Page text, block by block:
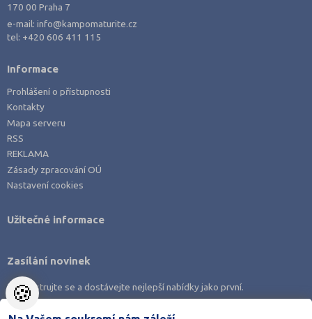
170 00 Praha 7
e-mail:info@kampomaturite.cz
tel: +420 606 411 115
Informace
Prohlášení o přístupnosti
Kontakty
Mapa serveru
RSS
REKLAMA
Zásady zpracování OÚ
Nastavení cookies
Užitečné informace
Zasílání novinek
Zaregistrujte se a dostávejte nejlepší nabídky jako první.
🍪